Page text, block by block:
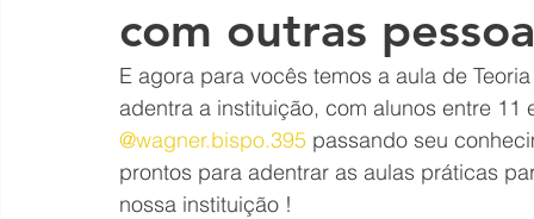
com outras
E agora para vocês temos a aula de
adentra a instituição, com alunos entre
@wagner.bispo.395 passando seu
prontos para adentrar as aulas práticas
nossa instituição !